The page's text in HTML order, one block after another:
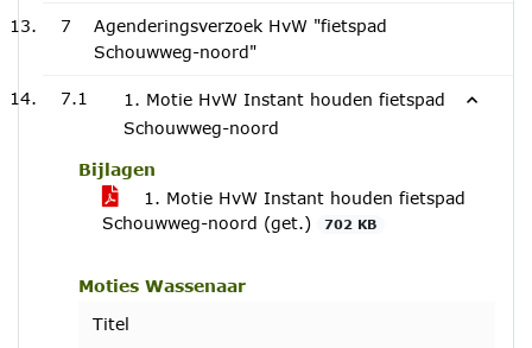
7
Agenderingsverzoek HvW "fietspad
Schouwweg-noord"
7.1
1. Motie HvW Instant houden fietspad
Schouwweg-noord
Bijlagen
1. Motie HvW Instant houden fietspad
Schouwweg-noord (get.)
702 KB
Moties Wassenaar
Titel